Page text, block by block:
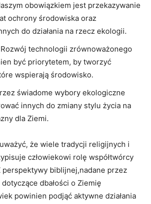
⁢obowiązkiem jest ⁢przekazywanie
ochrony środowiska⁤ oraz
do ‍działania na ⁤rzecz ekologii.
‍ Rozwój technologii ‌zrównoważonego
być priorytetem, by tworzyć
⁢wspierają środowisko.
świadome​ wybory ekologiczne
innych do zmiany‌ stylu życia na
dla⁣ Ziemi.
że wiele tradycji religijnych i
⁤człowiekowi rolę współtwórcy
perspektywy​ biblijnej,nadane przez
dbałości o Ziemię
powinien podjąć ⁤aktywne działania